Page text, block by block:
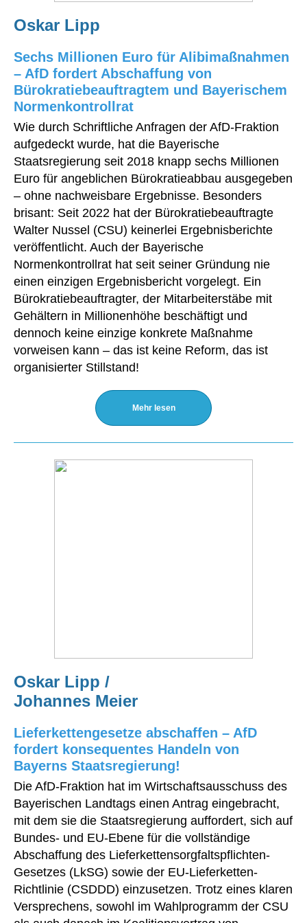
Oskar Lipp
Sechs Millionen Euro für Alibimaßnahmen
– AfD fordert Abschaffung von
Bürokratiebeauftragtem und Bayerischem
Normenkontrollrat
Wie durch Schriftliche Anfragen der AfD-Fraktion
aufgedeckt wurde, hat die Bayerische
Staatsregierung seit 2018 knapp sechs Millionen
Euro für angeblichen Bürokratieabbau ausgegeben
– ohne nachweisbare Ergebnisse. Besonders
brisant: Seit 2022 hat der Bürokratiebeauftragte
Walter Nussel (CSU) keinerlei Ergebnisberichte
veröffentlicht. Auch der Bayerische
Normenkontrollrat hat seit seiner Gründung nie
einen einzigen Ergebnisbericht vorgelegt. Ein
Bürokratiebeauftragter, der Mitarbeiterstäbe mit
Gehältern in Millionenhöhe beschäftigt und
dennoch keine einzige konkrete Maßnahme
vorweisen kann – das ist keine Reform, das ist
organisierter Stillstand!
Mehr lesen
Oskar Lipp /
Johannes Meier
Lieferkettengesetze abschaffen – AfD
fordert konsequentes Handeln von
Bayerns Staatsregierung!
Die AfD-Fraktion hat im Wirtschaftsausschuss des
Bayerischen Landtags einen Antrag eingebracht,
mit dem sie die Staatsregierung auffordert, sich auf
Bundes- und EU-Ebene für die vollständige
Abschaffung des Lieferkettensorgfaltspflichten-
Gesetzes (LkSG) sowie der EU-Lieferketten-
Richtlinie (CSDDD) einzusetzen. Trotz eines klaren
Versprechens, sowohl im Wahlprogramm der CSU